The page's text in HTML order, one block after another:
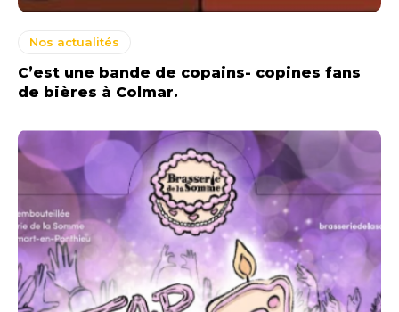
Nos actualités
C’est une bande de copains- copines fans
de bières à Colmar.